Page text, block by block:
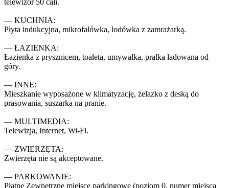
— KUCHNIA:
Płyta indukcyjna, mikrofalówka, lodówka z zamrażarką.
— ŁAZIENKA:
Łazienka z prysznicem, toaleta, umywalka, pralka ładowana od
góry.
— INNE:
Mieszkanie wyposażone w klimatyzację, żelazko z deską do
prasowania, suszarka na pranie.
— MULTIMEDIA:
Telewizja, Internet, Wi-Fi.
— ZWIERZĘTA:
Zwierzęta nie są akceptowane.
— PARKOWANIE:
Płatne Zewnętrzne miejsce parkingowe (poziom 0, numer miejsca